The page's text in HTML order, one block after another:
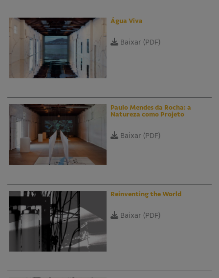
Água Viva
Baixar (PDF)
Paulo Mendes da Rocha: a
Natureza como Projeto
Baixar (PDF)
Reinventing the World
Baixar (PDF)